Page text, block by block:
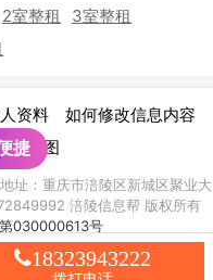
2室整租
3室整租
资料 如何修改信息内容
站地图
址：重庆市涪陵区新城区聚业大
涪陵信息帮 版权所有
030000613号
号-8
捷
18323943222